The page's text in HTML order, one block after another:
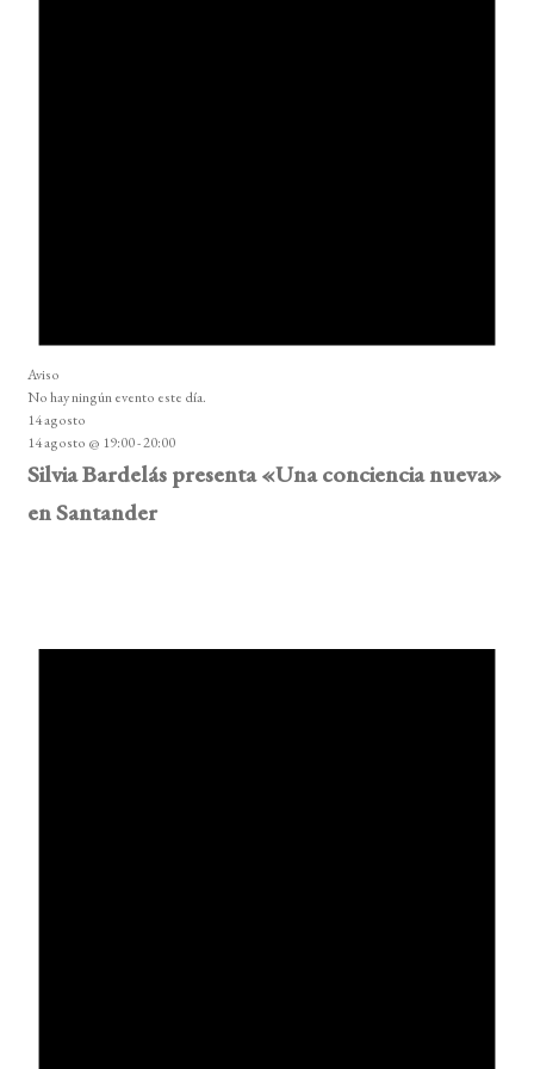
Aviso
No hay ningún evento este día.
14 agosto
14 agosto @ 19:00-20:00
Silvia Bardelás presenta «Una conciencia nueva»
en Santander